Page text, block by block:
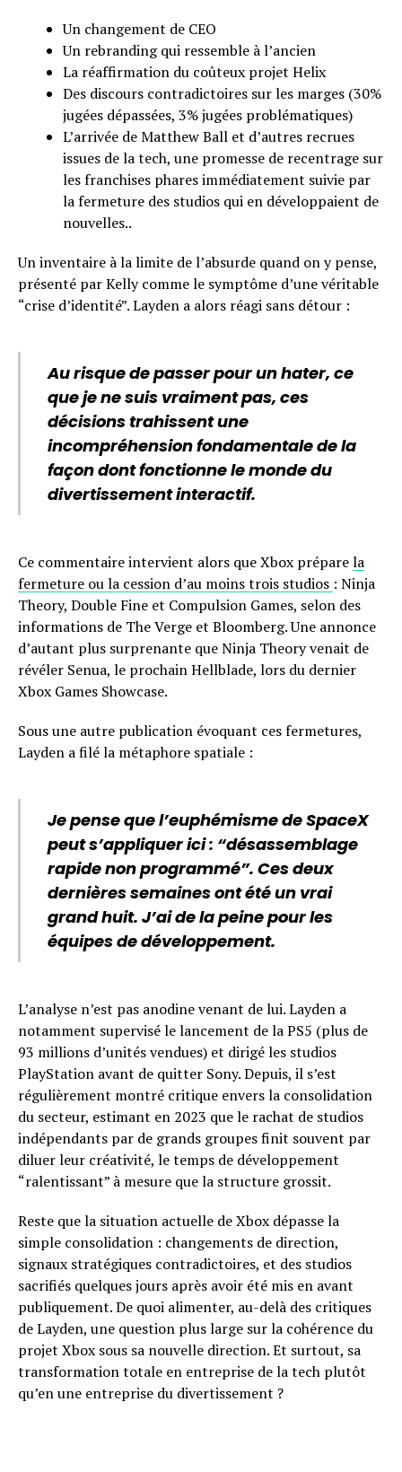
Un changement de CEO
Un rebranding qui ressemble à l’ancien
La réaffirmation du coûteux projet Helix
Des discours contradictoires sur les marges (30%
jugées dépassées, 3% jugées problématiques)
L’arrivée de Matthew Ball et d’autres recrues
issues de la tech, une promesse de recentrage sur
les franchises phares immédiatement suivie par
la fermeture des studios qui en développaient de
nouvelles..
Un inventaire à la limite de l’absurde quand on y pense,
présenté par Kelly comme le symptôme d’une véritable
“crise d’identité”. Layden a alors réagi sans détour :
Au risque de passer pour un hater, ce
que je ne suis vraiment pas, ces
décisions trahissent une
incompréhension fondamentale de la
façon dont fonctionne le monde du
divertissement interactif.
Ce commentaire intervient alors que Xbox préparela
fermeture ou la cession d’au moins trois studios : Ninja
Theory, Double Fine et Compulsion Games, selon des
informations de The Verge et Bloomberg. Une annonce
d’autant plus surprenante que Ninja Theory venait de
révéler Senua, le prochain Hellblade, lors du dernier
Xbox Games Showcase.
Sous une autre publication évoquant ces fermetures,
Layden a filé la métaphore spatiale :
Je pense que l’euphémisme de SpaceX
peut s’appliquer ici : “désassemblage
rapide non programmé”. Ces deux
dernières semaines ont été un vrai
grand huit. J’ai de la peine pour les
équipes de développement.
L’analyse n’est pas anodine venant de lui. Layden a
notamment supervisé le lancement de la PS5 (plus de
93 millions d’unités vendues) et dirigé les studios
PlayStation avant de quitter Sony. Depuis, il s’est
régulièrement montré critique envers la consolidation
du secteur, estimant en 2023 que le rachat de studios
indépendants par de grands groupes finit souvent par
diluer leur créativité, le temps de développement
“ralentissant” à mesure que la structure grossit.
Reste que la situation actuelle de Xbox dépasse la
simple consolidation : changements de direction,
signaux stratégiques contradictoires, et des studios
sacrifiés quelques jours après avoir été mis en avant
publiquement. De quoi alimenter, au-delà des critiques
de Layden, une question plus large sur la cohérence du
projet Xbox sous sa nouvelle direction. Et surtout, sa
transformation totale en entreprise de la tech plutôt
qu’en une entreprise du divertissement ?